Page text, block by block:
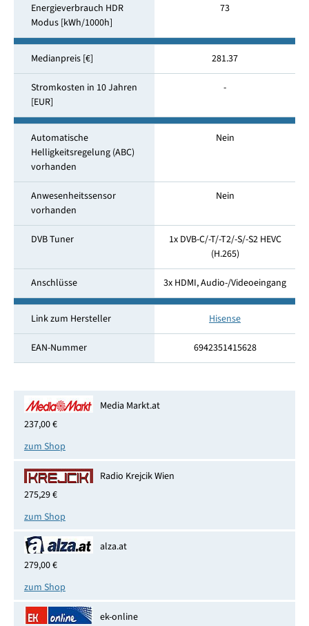
Energieverbrauch HDR
Modus [kWh/1000h]
73
Medianpreis [€] 281.37
Stromkosten in 10 Jahren
[EUR]
-
Automatische
Helligkeitsregelung (ABC)
vorhanden
Nein
Anwesenheitssensor
vorhanden
Nein
DVB Tuner
1x DVB-C/-T/-T2/-S/-S2 HEVC
(H.265)
Anschlüsse 3x HDMI, Audio-/Videoeingang
Link zum Hersteller Hisense
EAN-Nummer 6942351415628
Media Markt.at
237,00 €
zum Shop
Radio Krejcik Wien
275,29 €
zum Shop
alza.at
279,00 €
zum Shop
ek-online